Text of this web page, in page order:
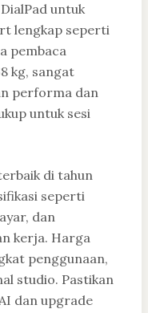
untuk
lengkap seperti
pembaca
kg, sangat
performa dan
untuk sesi
di tahun
seperti
dan
kerja. Harga
penggunaan,
studio. Pastikan
dan upgrade